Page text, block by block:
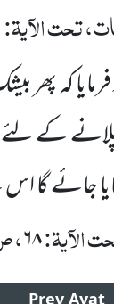
تحت الآیۃ:
کہ پھر
کے
گا اس
الآیۃ:۶۸
Prev Ayat